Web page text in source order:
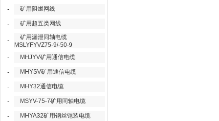
- 矿用阻燃网线
- 矿用超五类网线
-
矿用漏泄同轴电缆
MSLYFYVZ75-9/-50-9
-
MHJYV矿用通信电缆
- MHYSV矿用通信电缆
- MHY32通信电缆
- MSYV-75-7矿用同轴电缆
- MHYA32矿用钢丝铠装电缆